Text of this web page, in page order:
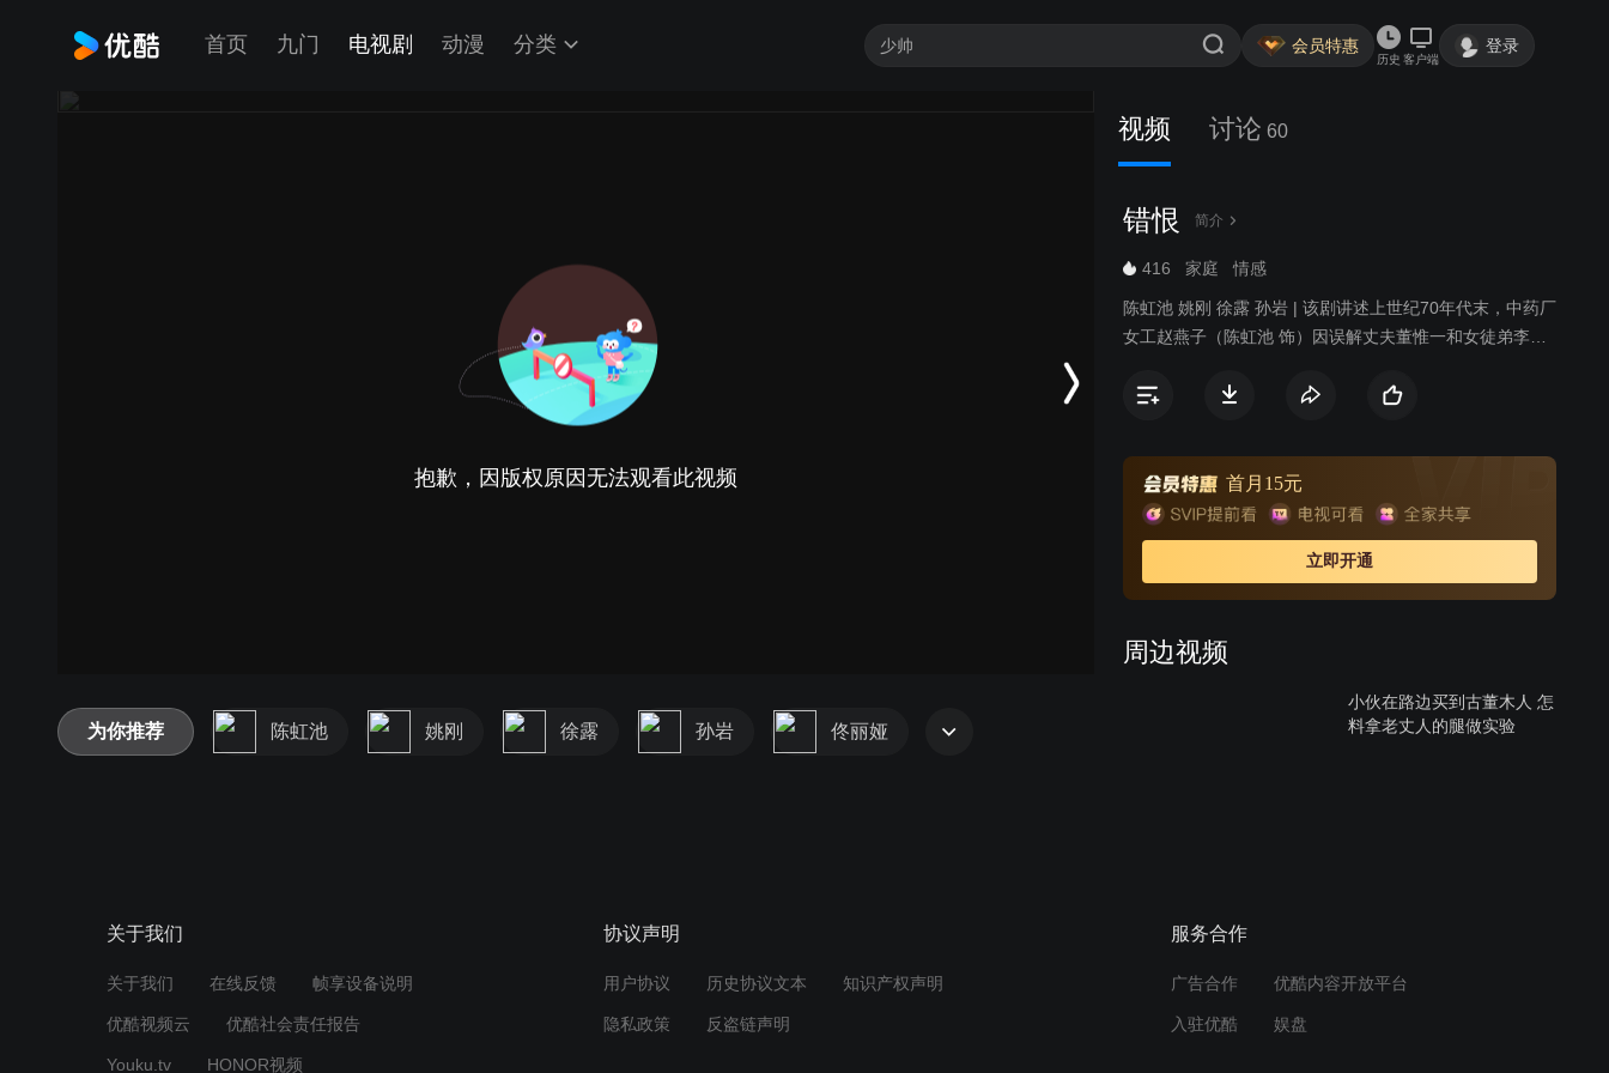
首页 九门 电视剧 动漫 分类 会员特惠
历史 客户端
登录
抱歉，因版权原因无法观看此视频
视频 讨论 60
错恨 简介
416 家庭 情感
陈虹池 姚刚 徐露 孙岩 | 该剧讲述上世纪70年代末，中药厂
女工赵燕子（陈虹池 饰）因误解丈夫董惟一和女徒弟李黛
人死亡，李黛玉失踪，保卫科长田立功（姚刚 饰）因爱慕
30年无果，却和田立功以及李黛玉成了儿女亲家。深存宿
怨的三家人再次纠葛，赵燕子不幸中风，治疗她的医生，
正是李黛玉。当年真相揭开，仇人变恩人，赵燕子悔悟错
恨半生，呼唤爱的回归。
首月15元
立即开通
周边视频
小伙在路边买到古董木人 怎
料拿老丈人的腿做实验
病，没想到却发生意外！
为你推荐 陈虹池 姚刚 徐露 孙岩 佟丽娅
关于我们
关于我们 在线反馈 帧享设备说明
优酷视频云 优酷社会责任报告
Youku.tv HONOR视频
协议声明
用户协议 历史协议文本 知识产权声明
隐私政策 反盗链声明
服务合作
广告合作 优酷内容开放平台
入驻优酷 娱盘